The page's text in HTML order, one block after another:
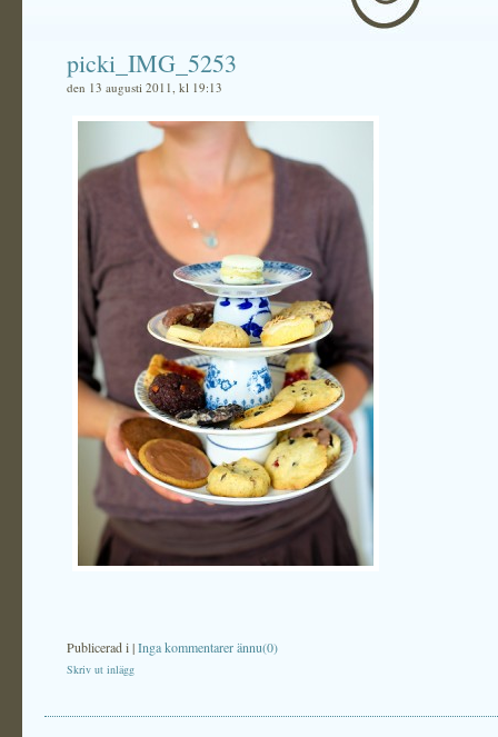
picki_IMG_5253
den 13 augusti 2011, kl 19:13
Publicerad i|Inga kommentarer ännu(0)
Skriv ut inlägg